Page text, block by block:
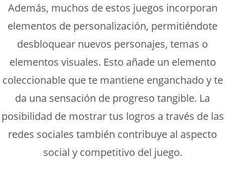
Además, muchos de estos juegos incorporan
elementos de personalización, permitiéndote
desbloquear nuevos personajes, temas o
elementos visuales. Esto añade un elemento
coleccionable que te mantiene enganchado y te
da una sensación de progreso tangible. La
posibilidad de mostrar tus logros a través de las
redes sociales también contribuye al aspecto
social y competitivo del juego.